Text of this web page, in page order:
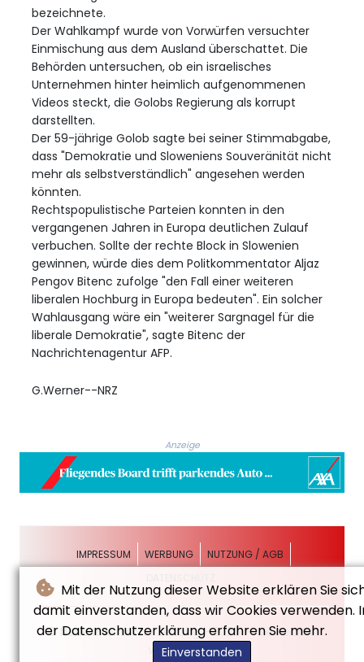
Mit der Nutzung dieser Website erklären Sie
damit einverstanden, dass wir Cookies verwenden.
der Datenschutzerklärung erfahren Sie mehr.
Einverstanden
bezeichnete.
Der Wahlkampf wurde von Vorwürfen versuchter
Einmischung aus dem Ausland überschattet. Die
Behörden untersuchen, ob ein israelisches
Unternehmen hinter heimlich aufgenommenen
Videos steckt, die Golobs Regierung als korrupt
darstellten.
Der 59-jährige Golob sagte bei seiner Stimmabgabe,
dass "Demokratie und Sloweniens Souveränität nicht
mehr als selbstverständlich" angesehen werden
könnten.
Rechtspopulistische Parteien konnten in den
vergangenen Jahren in Europa deutlichen Zulauf
verbuchen. Sollte der rechte Block in Slowenien
gewinnen, würde dies dem Politkommentator Aljaz
Pengov Bitenc zufolge "den Fall einer weiteren
liberalen Hochburg in Europa bedeuten". Ein solcher
Wahlausgang wäre ein "weiterer Sargnagel für die
liberale Demokratie", sagte Bitenc der
Nachrichtenagentur AFP.
G.Werner--NRZ
Anzeige
IMPRESSUM WERBUNG
NUTZUNG / AGB
© Neue Rheinische Zeitung - 2026 - Alle Rechte
vorbehalten